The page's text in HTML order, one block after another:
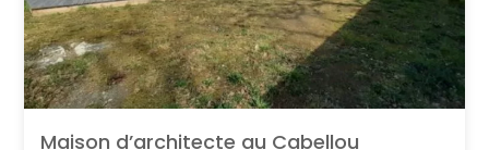
Maison d’architecte au Cabellou